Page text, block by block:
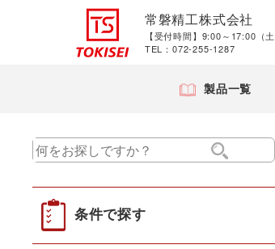
常磐精工株式会社
【受付時間】9:00～17:00（土
TEL：072-255-1287
製品一覧
条件で探す